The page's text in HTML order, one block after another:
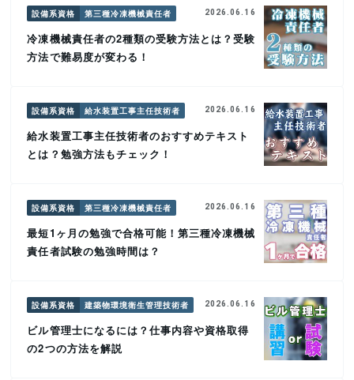
設備系資格 第三種冷凍機械責任者 2026.06.16
冷凍機械責任者の2種類の受験方法とは？受験
方法で難易度が変わる！
設備系資格 給水装置工事主任技術者 2026.06.16
給水装置工事主任技術者のおすすめテキスト
とは？勉強方法もチェック！
設備系資格 第三種冷凍機械責任者 2026.06.16
最短1ヶ月の勉強で合格可能！第三種冷凍機械
責任者試験の勉強時間は？
設備系資格 建築物環境衛生管理技術者 2026.06.16
ビル管理士になるには？仕事内容や資格取得
の2つの方法を解説